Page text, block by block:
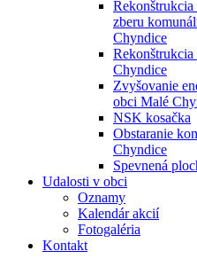
zberu
Chyndice
Chyndice
Zvyšovanie
obci Malé
NSK kosačka
Obstaranie
Chyndice
Spevnená
Udalosti v obci
Oznamy
Kalendár akcií
Fotogaléria
Kontakt